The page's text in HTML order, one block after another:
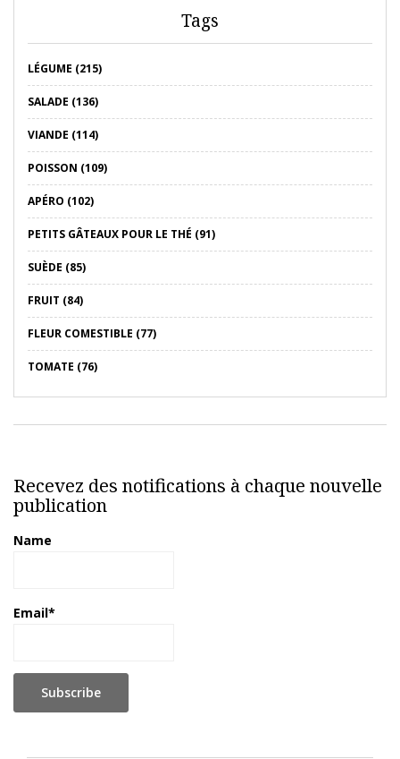
Tags
LÉGUME (215)
SALADE (136)
VIANDE (114)
POISSON (109)
APÉRO (102)
PETITS GÂTEAUX POUR LE THÉ (91)
SUÈDE (85)
FRUIT (84)
FLEUR COMESTIBLE (77)
TOMATE (76)
Recevez des notifications à chaque nouvelle
publication
Name
Email*